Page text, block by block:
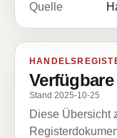
Quelle
Stand 2025-10-25
Diese Übersicht